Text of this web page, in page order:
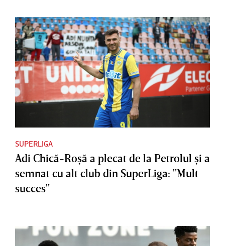
SUPERLIGA
Adi Chică-Roşă a plecat de la Petrolul şi a
semnat cu alt club din SuperLiga: "Mult
succes"